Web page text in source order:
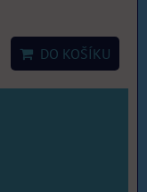
DO KOŠÍKU